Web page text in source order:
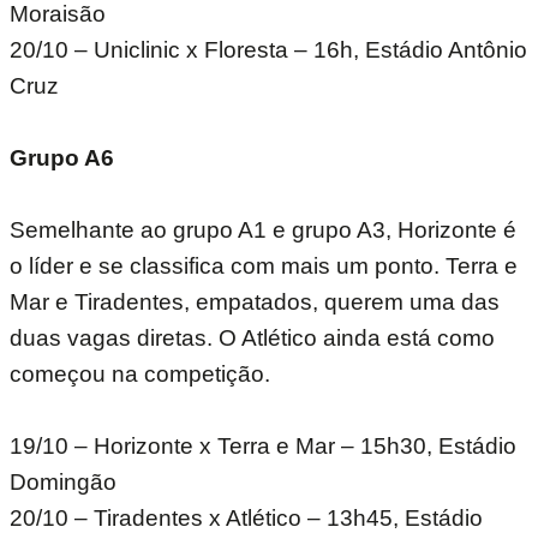
Moraisão
20/10 – Uniclinic x Floresta – 16h, Estádio Antônio
Cruz
Grupo A6
Semelhante ao grupo A1 e grupo A3, Horizonte é
o líder e se classifica com mais um ponto. Terra e
Mar e Tiradentes, empatados, querem uma das
duas vagas diretas. O Atlético ainda está como
começou na competição.
19/10 – Horizonte x Terra e Mar – 15h30, Estádio
Domingão
20/10 – Tiradentes x Atlético – 13h45, Estádio